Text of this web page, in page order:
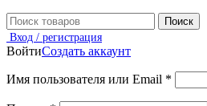
Поиск
Вход / регистрация
ВойтиСоздать аккаунт
Имя пользователя или Email *